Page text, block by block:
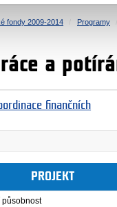
fondy 2009-2014 Programy
a
finančních
PROJEKT
působnost